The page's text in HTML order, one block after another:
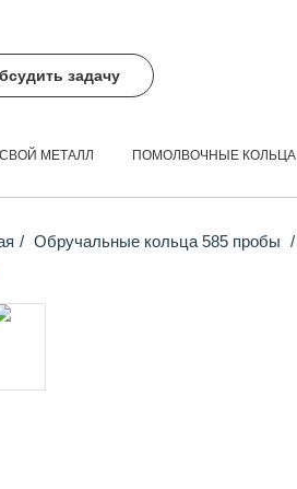
задачу
МЕТАЛЛ ПОМОЛВОЧНЫЕ КОЛЬЦА
Обручальные кольца 585 пробы